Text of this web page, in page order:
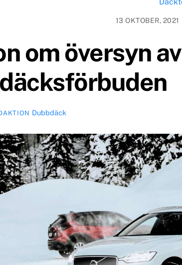
13 OKTOBER, 2021
om översyn av
Dubbdäck